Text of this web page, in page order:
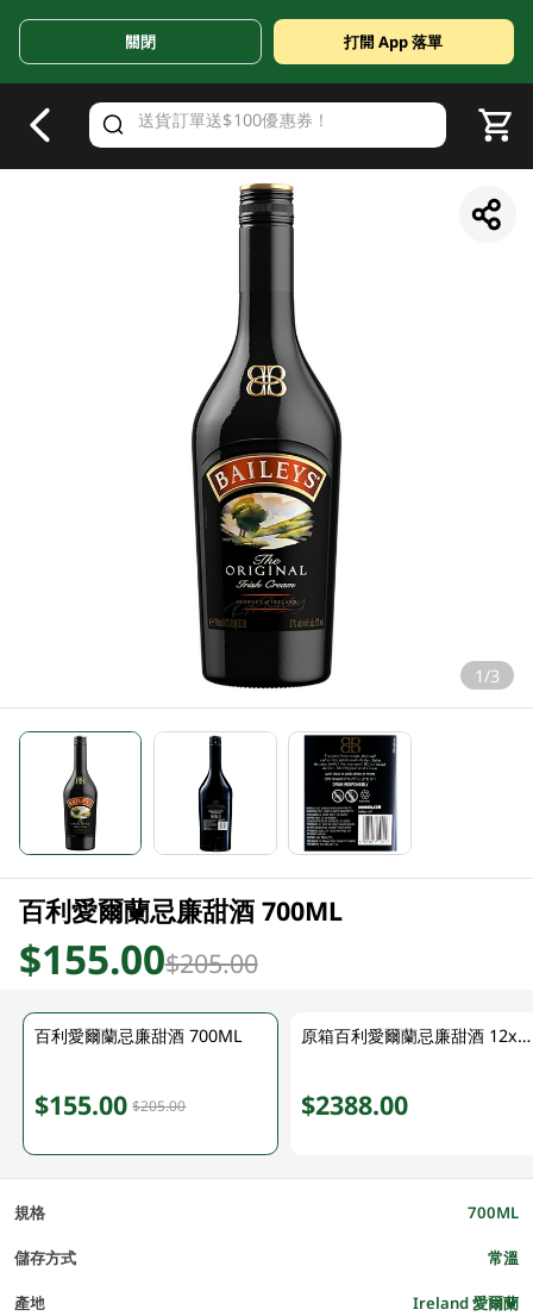
Valid Until 30 June 2026
關閉 打開 App 落單
1/3
百利愛爾蘭忌廉甜酒 700ML
$155.00$205.00
百利愛爾蘭忌廉甜酒 700ML
$155.00 $205.00
原箱百利愛爾蘭忌廉甜酒 12x 700ML
$2388.00
規格 700ML
儲存方式 常溫
產地 Ireland 愛爾蘭